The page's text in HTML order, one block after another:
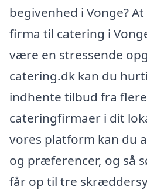
begivenhed i Vonge?
firma til catering i
være en stressende
catering.dk kan du
indhente tilbud fra
cateringfirmaer i dit
vores platform kan du
og præferencer, og så
får op til tre